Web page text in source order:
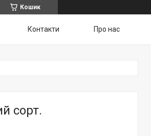
Кошик
Контакти Про нас
сорт.